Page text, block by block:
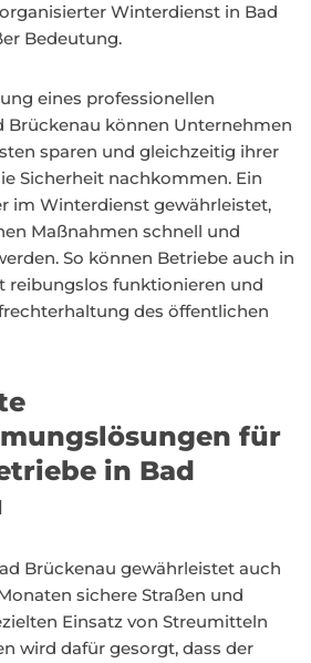
Winterdienst in Bad
Bedeutung.
eines professionellen
Brückenau können Unternehmen
sparen und gleichzeitig ihrer
Sicherheit nachkommen. Ein
im Winterdienst gewährleistet,
Maßnahmen schnell und
So können Betriebe auch in
reibungslos funktionieren und
des öffentlichen
für
in Bad
Brückenau gewährleistet auch
sichere Straßen und
Einsatz von Streumitteln
wird dafür gesorgt, dass der